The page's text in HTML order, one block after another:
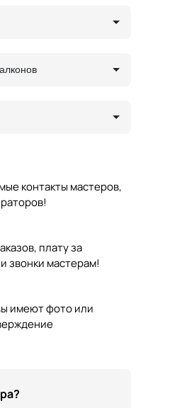
контакты мастеров,
плату за
звонки мастерам!
имеют фото или